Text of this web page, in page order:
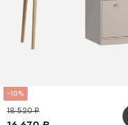
10
18 520